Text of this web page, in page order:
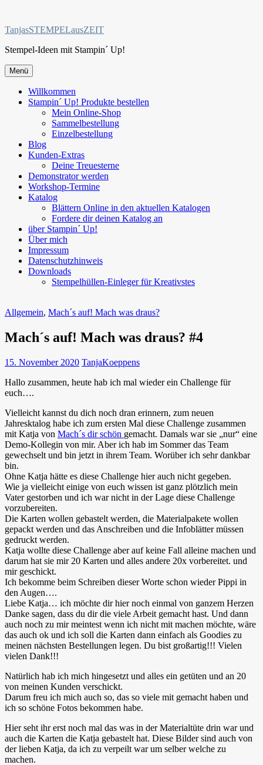
springen
TanjasSTEMPELausZEIT
Stempel-Ideen mit Stampin´ Up!
Menü
Willkommen
Stampin´ Up! Produkte bestellen
Mein Online-Shop
Sammelbestellung
Einzelbestellung
Blog
Kunden-Extras
Deine Treuesterne
Demonstrator werden
Workshop-Termine
Katalog
Blättern Online in den aktuellen Katalogen
Fordere dir deinen Katalog an
über Stampin´ Up!
Über mich
Impressum
Datenschutzhinweis
Downloads
Stempelhüllen-Einleger für Kreativstes
Allgemein, Mach´s auf! Mach was draus?
Mach´s auf! Mach was draus? #4
15. November 2020 TanjaKoeppens
Hallo zusammen, heute hab ich mal wieder ein Challenge für
euch….
Vielleicht kannst du dich noch dran erinnern, zum neuen
Jahresktalog habe ich zum ersten Mal diese Challenge zusammen
mit Katja von Mach´s dir schön gemacht. Damals war sie „nur“ eine
Demo-Kollegin von mir. Aber ich hab im Sommer das Team
gewechselt und bin jetzt in ihrem Team. Worüber ich sehr dankbar
bin.
Ohne Katja hätte es diese Challenge hier auch nicht gegeben.
Wie ja vielleicht einige von euch wissen ist ganz plötzlich mein
Vater gestorben und ich war nicht in der Lage diese Challenge
vorzubereiten.
Die Karten wollen gebastelt werden, die Materialpakete wollen
gepackt werden und das Anschreiben und die Infoblätter müssen
gedruckt werden.
Katja wollte diese Challenge aber auf keine Fall alleine machen und
darum hat sie mir 20 Karten und alles andere 20x vorbereitet. und
mir geschickt.
Ich bekomme beim Schreiben dieser Worte schon wieder Pippi in
den Augen….
Liebe Katja… ich möchte dir hier noch einmal von ganzem Herzen
Danke sagen, dass du dir die viele Arbeit gemacht hast. Und dann
auch noch zu mir meintest wenn ich nicht mit machen möchte, wäre
das auch ok und ich soll die Karten dann einfach als Goodies zu
meinen nächsten Bestellungen legen. Du bist großartig!!! Vielen
vielen Dank!!!
Natürlich hab ich mich hingesetzt und alles ein getüten und an 20
von meinen Kunden verschickt.
Darum freu ich mich auch so, das so viele mit gemacht haben und
ich so schöne Fotos bekommen habe.
Hier seht ihr erst noch mal das was in der Materialtüte drin war und
auch die Karten die Katja gebastelt hat. Diese Bilder sind auch von
der lieben Katja, da ich zu verpeilt war um selber welche zu
machen.